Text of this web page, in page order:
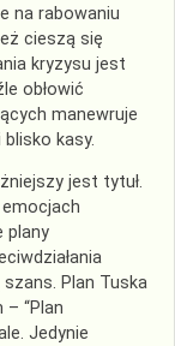
na rabowaniu
cieszą się
kryzysu jest
obłowić
manewruje
kasy.
jest tytuł.
plany
Plan Tuska
“Plan
Jedynie